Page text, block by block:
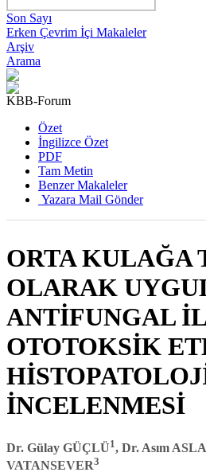
Son Sayı
Erken Çevrim İçi Makaleler
Arşiv
Arama
KBB-Forum
Özet
İngilizce Özet
PDF
Tam Metin
Benzer Makaleler
Yazara Mail Gönder
ORTA KULAĞA
OLARAK
ANTİFUNGAL
OTOTOKSİK
İNCELENMESİ
Dr. Gülay GÜÇLÜ1, Dr. Asım
VATANSEVER3